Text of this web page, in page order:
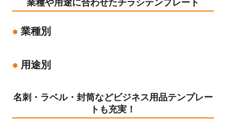
業種や用途に合わせたチラシテンプレート
業種別
用途別
名刺・ラベル・封筒などビジネス用品テンプレー
トも充実！